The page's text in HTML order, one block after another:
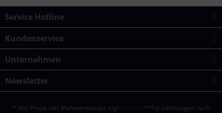
Service Hotline
Kundenservice
Unternehmen
Newsletter
* Alle Preise inkl. Mehrwertsteuer zzgl.
**Für Lieferungen nach